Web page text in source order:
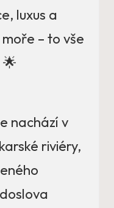
luxus a
– to vše
nachází v
riviéry,